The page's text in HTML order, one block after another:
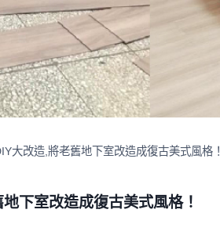
大改造,將老舊地下室改造成復古美式風格！
下室改造成復古美式風格！